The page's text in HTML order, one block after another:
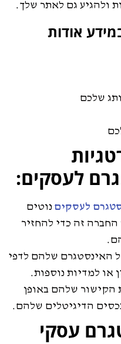
ולהגיע גם לאתר שלך.
אודות
שלכם
לעסקים:
לעסקים נוטים
זה כדי להחזיר
האינסטגרם שלהם לדפי
או למדיות נוספות.
הקישור שלהם באופן
הדיגיטלים שלהם.
עסקי